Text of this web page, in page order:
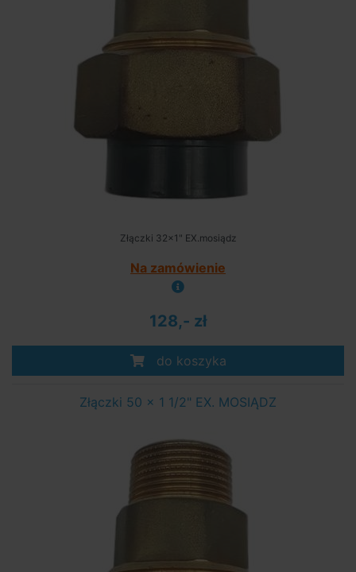
Złączki 32x1" EX.mosiądz
Na zamówienie
128,- zł
do koszyka
Złączki 50 x 1 1/2" EX. MOSIĄDZ